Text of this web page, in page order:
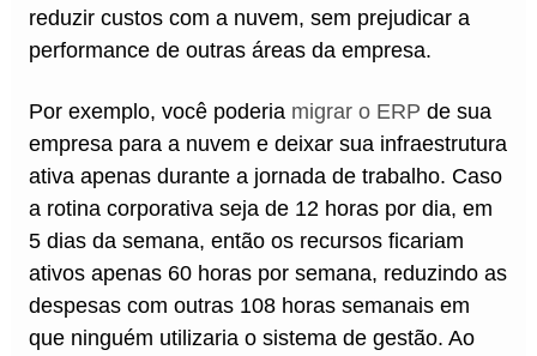
reduzir custos com a nuvem, sem prejudicar a
performance de outras áreas da empresa.
Por exemplo, você poderia migrar o ERP de sua
empresa para a nuvem e deixar sua infraestrutura
ativa apenas durante a jornada de trabalho. Caso
a rotina corporativa seja de 12 horas por dia, em
5 dias da semana, então os recursos ficariam
ativos apenas 60 horas por semana, reduzindo as
despesas com outras 108 horas semanais em
que ninguém utilizaria o sistema de gestão. Ao